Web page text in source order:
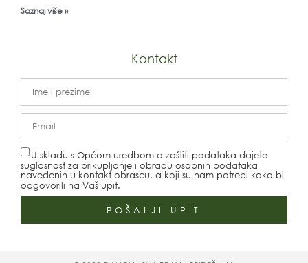
Saznaj više »
Kontakt
U skladu s Općom uredbom o zaštiti podataka dajete
suglasnost za prikupljanje i obradu osobnih podataka
navedenih u kontakt obrascu, a koji su nam potrebi kako bi
odgovorili na Vaš upit.
POŠALJI UPIT